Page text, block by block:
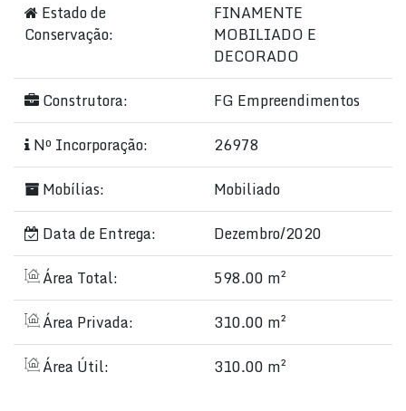
Estado de
Conservação:
FINAMENTE
MOBILIADO E
DECORADO
Construtora:
FG Empreendimentos
Nº Incorporação:
26978
Mobílias:
Mobiliado
Data de Entrega:
Dezembro/2020
Área Total:
598.00 m²
Área Privada:
310.00 m²
Área Útil:
310.00 m²